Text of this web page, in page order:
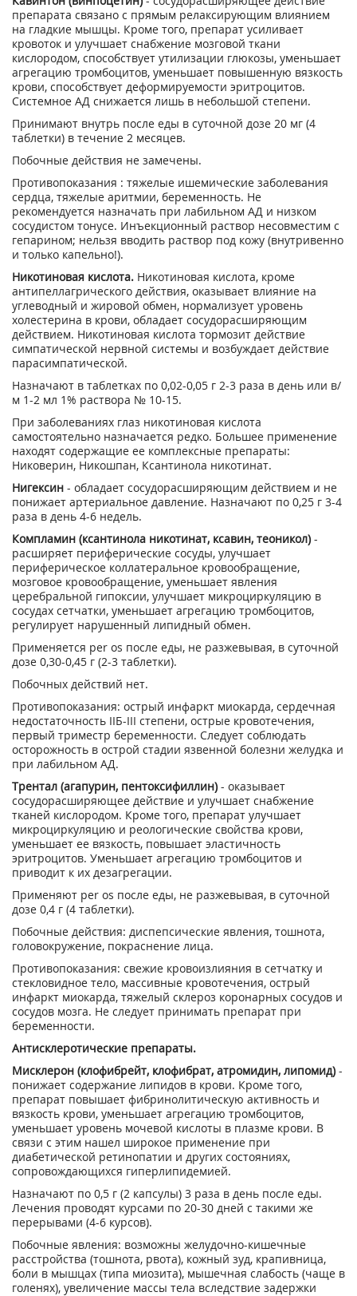
препарата связано с прямым релаксирующим влиянием
на гладкие мышцы. Кроме того, препарат усиливает
кровоток и улучшает снабжение мозговой ткани
кислородом, способствует утилизации глюкозы, уменьшает
агрегацию тромбоцитов, уменьшает повышенную вязкость
крови, способствует деформируемости эритроцитов.
Системное АД снижается лишь в небольшой степени.
Принимают внутрь после еды в суточной дозе 20 мг (4
таблетки) в течение 2 месяцев.
Побочные действия не замечены.
Противопоказания : тяжелые ишемические заболевания
сердца, тяжелые аритмии, беременность. Не
рекомендуется назначать при лабильном АД и низком
сосудистом тонусе. Инъекционный раствор несовместим с
гепарином; нельзя вводить раствор под кожу (внутривенно
и только капельно!).
Никотиновая кислота. Никотиновая кислота, кроме
антипеллагрического действия, оказывает влияние на
углеводный и жировой обмен, нормализует уровень
холестерина в крови, обладает сосудорасширяющим
действием. Никотиновая кислота тормозит действие
симпатической нервной системы и возбуждает действие
парасимпатической.
Назначают в таблетках по 0,02-0,05 г 2-3 раза в день или в/
м 1-2 мл 1% раствора № 10-15.
При заболеваниях глаз никотиновая кислота
самостоятельно назначается редко. Большее применение
находят содержащие ее комплексные препараты:
Никоверин, Никошпан, Ксантинола никотинат.
Нигексин - обладает сосудорасширяющим действием и не
понижает артериальное давление. Назначают по 0,25 г 3-4
раза в день 4-6 недель.
Компламин (ксантинола никотинат, ксавин, теоникол)-
расширяет периферические сосуды, улучшает
периферическое коллатеральное кровообращение,
мозговое кровообращение, уменьшает явления
церебральной гипоксии, улучшает микроциркуляцию в
сосудах сетчатки, уменьшает агрегацию тромбоцитов,
регулирует нарушенный липидный обмен.
Применяется per os после еды, не разжевывая, в суточной
дозе 0,30-0,45 г (2-3 таблетки).
Побочных действий нет.
Противопоказания: острый инфаркт миокарда, сердечная
недостаточность IIБ-III степени, острые кровотечения,
первый триместр беременности. Следует соблюдать
осторожность в острой стадии язвенной болезни желудка и
при лабильном АД.
Трентал (агапурин, пентоксифиллин)- оказывает
сосудорасширяющее действие и улучшает снабжение
тканей кислородом. Кроме того, препарат улучшает
микроциркуляцию и реологические свойства крови,
уменьшает ее вязкость, повышает эластичность
эритроцитов. Уменьшает агрегацию тромбоцитов и
приводит к их дезагрегации.
Применяют per os после еды, не разжевывая, в суточной
дозе 0,4 г (4 таблетки).
Побочные действия: диспепсические явления, тошнота,
головокружение, покраснение лица.
Противопоказания: свежие кровоизлияния в сетчатку и
стекловидное тело, массивные кровотечения, острый
инфаркт миокарда, тяжелый склероз коронарных сосудов и
сосудов мозга. Не следует принимать препарат при
беременности.
Антисклеротические препараты.
Мисклерон (клофибрейт, клофибрат, атромидин, липомид)-
понижает содержание липидов в крови. Кроме того,
препарат повышает фибринолитическую активность и
вязкость крови, уменьшает агрегацию тромбоцитов,
уменьшает уровень мочевой кислоты в плазме крови. В
связи с этим нашел широкое применение при
диабетической ретинопатии и других состояниях,
сопровождающихся гиперлипидемией.
Назначают по 0,5 г (2 капсулы) 3 раза в день после еды.
Лечения проводят курсами по 20-30 дней с такими же
перерывами (4-6 курсов).
Побочные явления: возможны желудочно-кишечные
расстройства (тошнота, рвота), кожный зуд, крапивница,
боли в мышцах (типа миозита), мышечная слабость (чаще в
голенях), увеличение массы тела вследствие задержки